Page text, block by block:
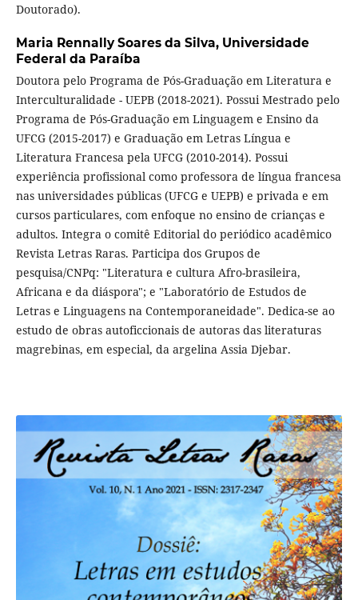
Doutorado).
Maria Rennally Soares da Silva, Universidade
Federal da Paraíba
Doutora pelo Programa de Pós-Graduação em Literatura e
Interculturalidade - UEPB (2018-2021). Possui Mestrado pelo
Programa de Pós-Graduação em Linguagem e Ensino da
UFCG (2015-2017) e Graduação em Letras Língua e
Literatura Francesa pela UFCG (2010-2014). Possui
experiência profissional como professora de língua francesa
nas universidades públicas (UFCG e UEPB) e privada e em
cursos particulares, com enfoque no ensino de crianças e
adultos. Integra o comitê Editorial do periódico acadêmico
Revista Letras Raras. Participa dos Grupos de
pesquisa/CNPq: "Literatura e cultura Afro-brasileira,
Africana e da diáspora"; e "Laboratório de Estudos de
Letras e Linguagens na Contemporaneidade". Dedica-se ao
estudo de obras autoficcionais de autoras das literaturas
magrebinas, em especial, da argelina Assia Djebar.